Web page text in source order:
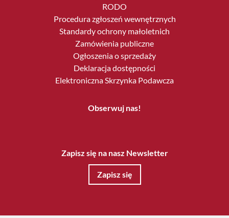
RODO
Procedura zgłoszeń wewnętrznych
Standardy ochrony małoletnich
Zamówienia publiczne
Ogłoszenia o sprzedaży
Deklaracja dostępności
Elektroniczna Skrzynka Podawcza
Obserwuj nas!
Zapisz się na nasz Newsletter
Zapisz się